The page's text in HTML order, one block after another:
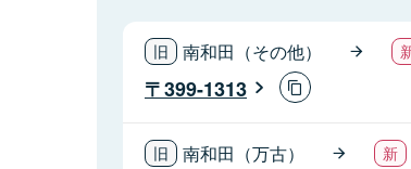
南和田（その他）
399-1313
南和田（万古）